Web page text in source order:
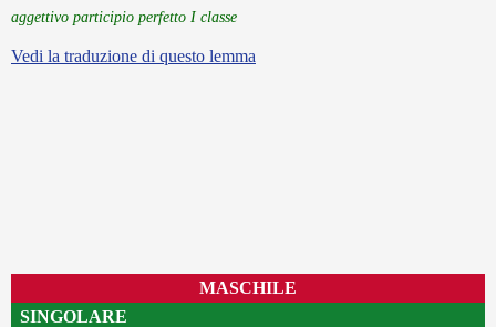
aggettivo participio perfetto I classe
Vedi la traduzione di questo lemma
MASCHILE
SINGOLARE